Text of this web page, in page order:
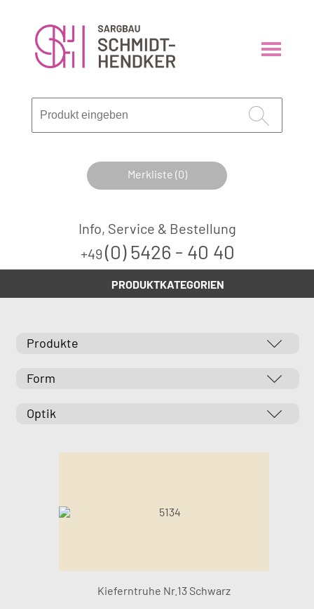
Merkliste (0)
Info, Service & Bestellung
+49 (0) 5426 - 40 40
PRODUKTKATEGORIEN
Produkte
Form
Optik
Kieferntruhe Nr.13 Schwarz